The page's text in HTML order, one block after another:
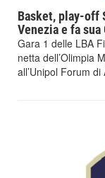
Basket, play-off
Venezia e fa
Gara 1 delle LBA
netta dell’Olimpia
all’Unipol Forum di